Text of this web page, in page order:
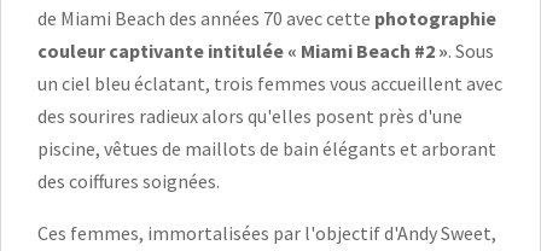
de Miami Beach des années 70 avec cette photographie
couleur captivante intitulée « Miami Beach #2 ». Sous
un ciel bleu éclatant, trois femmes vous accueillent avec
des sourires radieux alors qu'elles posent près d'une
piscine, vêtues de maillots de bain élégants et arborant
des coiffures soignées.
Ces femmes, immortalisées par l'objectif d'Andy Sweet,